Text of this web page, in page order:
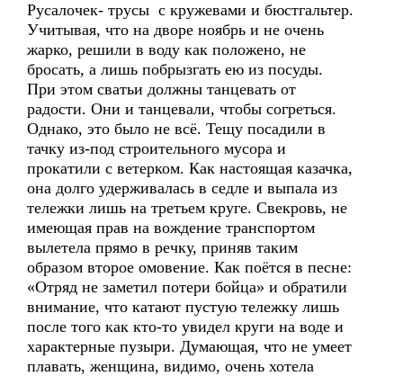
Русалочек- трусы с кружевами и бюстгальтер.
Учитывая, что на дворе ноябрь и не очень
жарко, решили в воду как положено, не
бросать, а лишь побрызгать ею из посуды.
При этом сватьи должны танцевать от
радости. Они и танцевали, чтобы согреться.
Однако, это было не всё. Тещу посадили в
тачку из-под строительного мусора и
прокатили с ветерком. Как настоящая казачка,
она долго удерживалась в седле и выпала из
тележки лишь на третьем круге. Свекровь, не
имеющая прав на вождение транспортом
вылетела прямо в речку, приняв таким
образом второе омовение. Как поётся в песне:
«Отряд не заметил потери бойца» и обратили
внимание, что катают пустую тележку лишь
после того как кто-то увидел круги на воде и
характерные пузыри. Думающая, что не умеет
плавать, женщина, видимо, очень хотела